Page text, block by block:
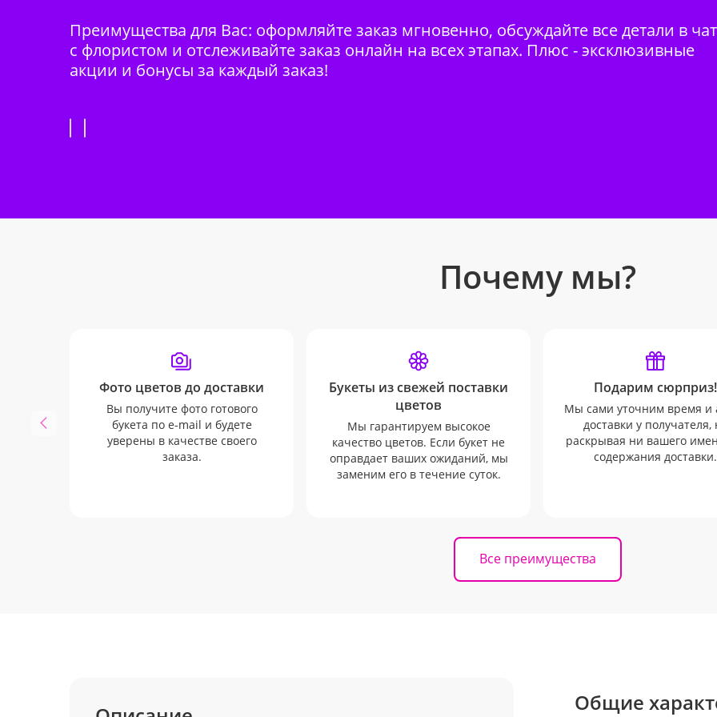
Преимущества для Вас: оформляйте заказ мгновенно, обсуждайте все детали в
с флористом и отслеживайте заказ онлайн на всех этапах. Плюс - эксклюзивные
акции и бонусы за каждый заказ!
Почему мы?
Фото цветов до доставки
Вы получите фото готового
букета по e-mail и будете
уверены в качестве своего
заказа.
Букеты из свежей поставки
цветов
Мы гарантируем высокое
качество цветов. Если букет не
оправдает ваших ожиданий, мы
заменим его в течение суток.
Подарим сюрприз!
Мы сами уточним время и
доставки у получателя,
раскрывая ни вашего
содержания доставки.
Все преимущества
Общие